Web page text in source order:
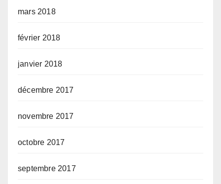
mars 2018
février 2018
janvier 2018
décembre 2017
novembre 2017
octobre 2017
septembre 2017